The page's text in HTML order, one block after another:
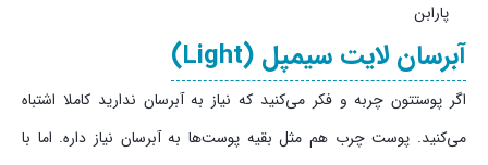
پارابن
آبرسان لایت سیمپل (Light)
اگر پوستتون چربه و فکر می‌کنید که نیاز به آبرسان ندارید کاملا اشتباه
می‌کنید. پوست چرب هم مثل بقیه پوست‌ها به آبرسان نیاز داره. اما با